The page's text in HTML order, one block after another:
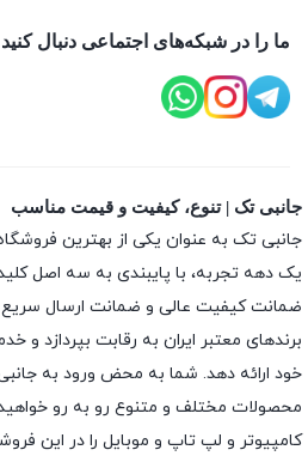
ما را در شبکه‌های اجتماعی دنبال کنید
جانبی تک | تنوع، کیفیت و قیمت مناسب
جانبی تک به عنوان یکی از بهترین
یک دهه تجربه، با پایبندی به سه اصل
ضمانت کیفیت عالی و ضمانت ارسال سریع
برندهای معتبر ایران به رقابت بپردازد و
خود ارائه دهد. شما به محض ورود به
محصولات مختلف و متنوع رو به رو خواهید
کامپیوتر و لپ تاپ و موبایل را در این